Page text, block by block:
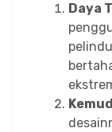
Daya